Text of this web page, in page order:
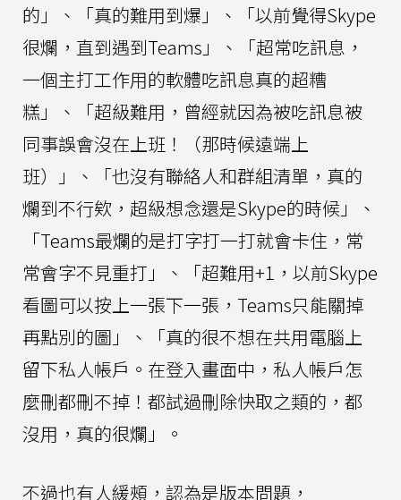
的」、「真的難用到爆」、「以前覺得Skype
很爛，直到遇到Teams」、「超常吃訊息，
一個主打工作用的軟體吃訊息真的超糟
糕」、「超級難用，曾經就因為被吃訊息被
同事誤會沒在上班！（那時候遠端上
班）」、「也沒有聯絡人和群組清單，真的
爛到不行欸，超級想念還是Skype的時候」、
「Teams最爛的是打字打一打就會卡住，常
常會字不見重打」、「超難用+1，以前Skype
看圖可以按上一張下一張，Teams只能關掉
再點別的圖」、「真的很不想在共用電腦上
留下私人帳戶。在登入畫面中，私人帳戶怎
麼刪都刪不掉！都試過刪除快取之類的，都
沒用，真的很爛」。
不過也有人緩頰，認為是版本問題，